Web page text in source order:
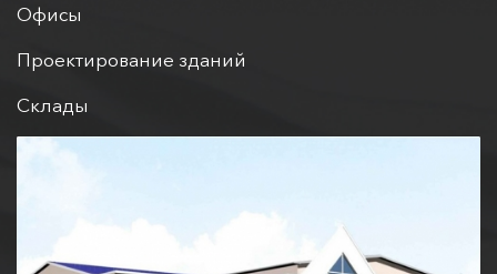
Офисы
Проектирование зданий
Склады